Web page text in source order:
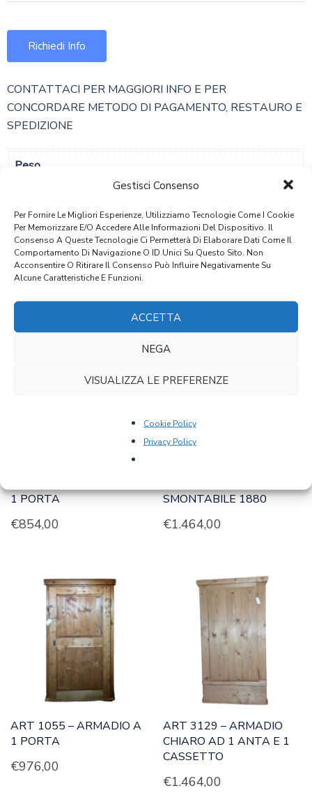
Gestisci Consenso
Per Fornire Le Migliori Esperienze, Utilizziamo Tecnologie Come I Cookie
Per Memorizzare E/o Accedere Alle Informazioni Del Dispositivo. Il
Consenso A Queste Tecnologie Ci Permetterà Di Elaborare Dati Come Il
Comportamento Di Navigazione O ID Unici Su Questo Sito. Non
Acconsentire O Ritirare Il Consenso Può Influire Negativamente Su
Alcune Caratteristiche E Funzioni.
ACCETTA
NEGA
VISUALIZZA LE PREFERENZE
Cookie Policy
Privacy Policy
Richiedi Info
CONTATTACI PER MAGGIORI INFO E PER
CONCORDARE METODO DI PAGAMENTO, RESTAURO E
SPEDIZIONE
Peso
Dimensioni
103 × 56 × 145 Cm
PRODOTTI CORRELATI
1 PORTA
€854,00
SMONTABILE 1880
€1.464,00
ART 1055 – ARMADIO A
1 PORTA
€976,00
ART 3129 – ARMADIO
CHIARO AD 1 ANTA E 1
CASSETTO
€1.464,00